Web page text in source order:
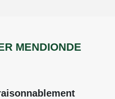
MENDIONDE